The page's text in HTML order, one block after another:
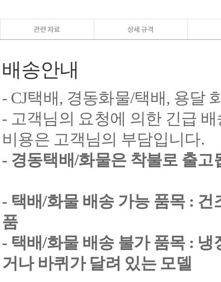
배송안내
- CJ택배, 경동화물/택배, 용달
- 고객님의 요청에 의한 긴급
비용은 고객님의 부담입니다.
- 경동택배/화물은 착불로 출고
- 택배/화물 배송 가능 품목 :
품
- 택배/화물 배송 불가 품목 :
거나 바퀴가 달려 있는 모델